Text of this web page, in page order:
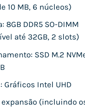
10 MB, 6 núcleos)
8GB DDR5 SO-DIMM
até 32GB, 2 slots)
SSD M.2
Gráficos Intel UHD
expansão (incluindo